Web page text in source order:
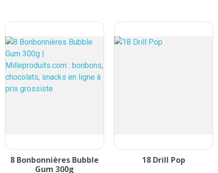
8 Bonbonnières Bubble
Gum 300g
18 Drill Pop